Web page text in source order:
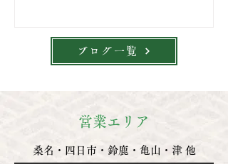
ブログ一覧
営業エリア
桑名・四日市・鈴鹿・亀山・津 他